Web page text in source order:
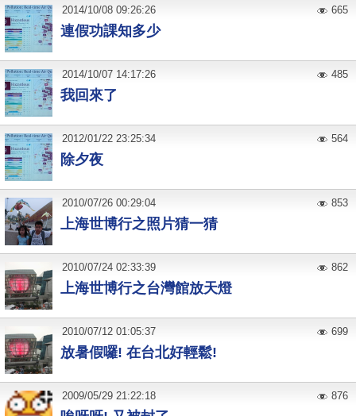
連假功課知多少
2014/10/08 09:26:26 665
我回來了
2014/10/07 14:17:26 485
除夕夜
2012/01/22 23:25:34 564
上海世博行之照片猜一猜
2010/07/26 00:29:04 853
上海世博行之台灣館放天燈
2010/07/24 02:33:39 862
放暑假囉! 在台北好輕鬆!
2010/07/12 01:05:37 699
2009/05/29 21:22:18 876